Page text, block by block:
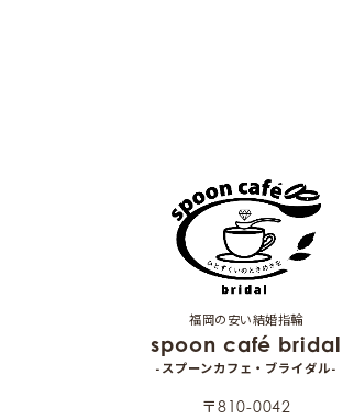
福岡の安い結婚指輪
spoon café bridal
-スプーンカフェ・ブライダル-
〒810-0042